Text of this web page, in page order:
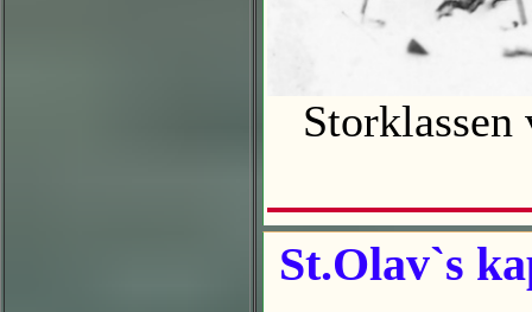
Storklassen
St.Olav`s